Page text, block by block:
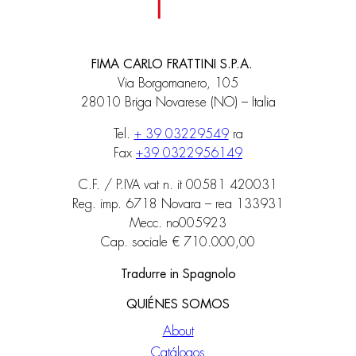
FIMA CARLO FRATTINI S.P.A.
Via Borgomanero, 105
28010 Briga Novarese (NO) – Italia
Tel. + 39 03229549ra
Fax +39 0322956149
C.F. / P.IVA vat n. it 00581 420031
Reg. imp. 6718 Novara – rea 133931
Mecc. no005923
Cap. sociale € 710.000,00
Tradurre in Spagnolo
QUIÉNES SOMOS
About
Catálogos